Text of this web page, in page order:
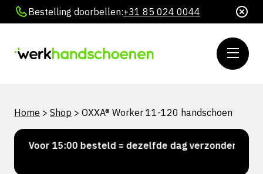
Bestelling doorbellen:+31 85 024 0044
Home > Shop > OXXA® Worker 11-120 handschoen
Voor 15:00 besteld = dezelfde dag verzonden